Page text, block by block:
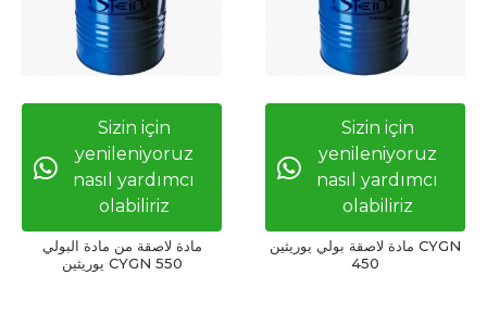
Sizin için
yenileniyoruz
nasıl yardımcı
olabiliriz
مادة لاصقة من مادة البولي
يوريثين CYGN 550
Sizin için
yenileniyoruz
nasıl yardımcı
olabiliriz
مادة لاصقة بولي يوريثين CYGN
450